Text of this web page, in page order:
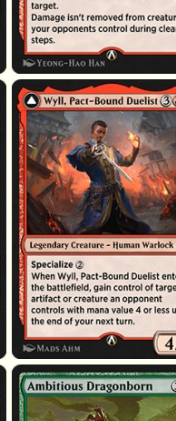
Wyll, duelliste lié par un pacte
Drakéide ambitieuse